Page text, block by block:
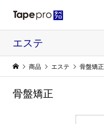
エステ
商品 エステ 骨盤矯正
骨盤矯正